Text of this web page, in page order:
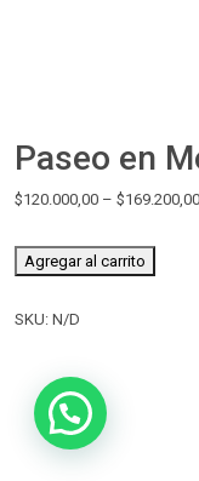
Paseo en
$120.000,00 – $169.200,00
Agregar al carrito
SKU: N/D